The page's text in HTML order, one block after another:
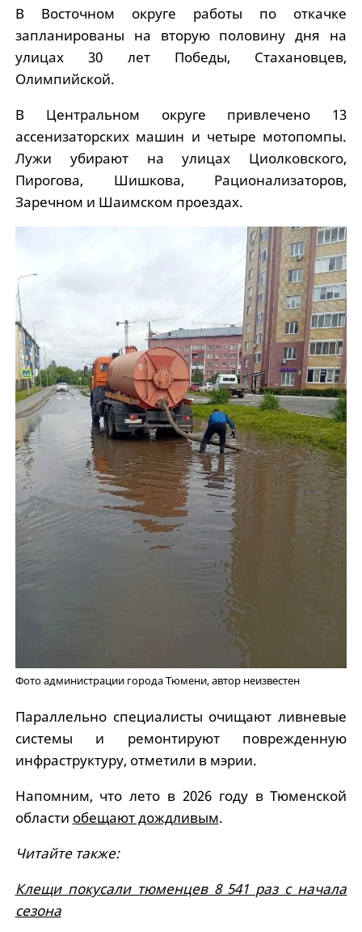
В Восточном округе работы по откачке
запланированы на вторую половину дня на
улицах 30 лет Победы, Стахановцев,
Олимпийской.
В Центральном округе привлечено 13
ассенизаторских машин и четыре мотопомпы.
Лужи убирают на улицах Циолковского,
Пирогова, Шишкова, Рационализаторов,
Заречном и Шаимском проездах.
Фото администрации города Тюмени, автор неизвестен
Параллельно специалисты очищают ливневые
системы и ремонтируют поврежденную
инфраструктуру, отметили в мэрии.
Напомним, что лето в 2026 году в Тюменской
области обещают дождливым.
Читайте также:
Клещи покусали тюменцев 8 541 раз с начала
сезона